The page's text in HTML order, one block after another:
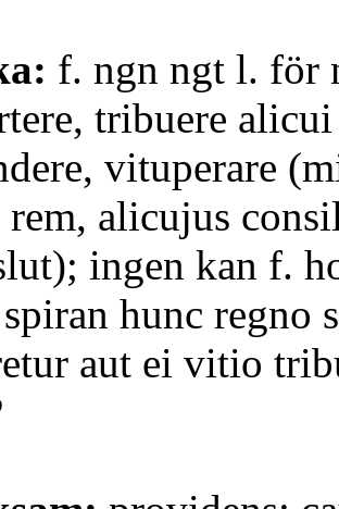
f. ngn ngt l. för
tribuere
vituperare
rem, alicujus
ingen kan f.
hunc regno
aut ei vitio